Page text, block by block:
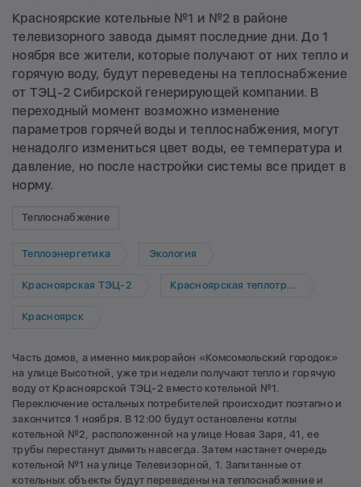
Красноярские котельные №1 и №2 в районе
телевизорного завода дымят последние дни. До 1
ноября все жители, которые получают от них тепло и
горячую воду, будут переведены на теплоснабжение
от ТЭЦ-2 Сибирской генерирующей компании. В
переходный момент возможно изменение
параметров горячей воды и теплоснабжения, могут
ненадолго измениться цвет воды, ее температура и
давление, но после настройки системы все придет в
норму.
Теплоснабжение
Теплоэнергетика Экология
Красноярская ТЭЦ-2 Красноярская теплотранспортная компания
Красноярск
Часть домов, а именно микрорайон «Комсомольский городок»
на улице Высотной, уже три недели получают тепло и горячую
воду от Красноярской ТЭЦ-2 вместо котельной №1.
Переключение остальных потребителей происходит поэтапно и
закончится 1 ноября. В 12:00 будут остановлены котлы
котельной №2, расположенной на улице Новая Заря, 41, ее
трубы перестанут дымить навсегда. Затем настанет очередь
котельной №1 на улице Телевизорной, 1. Запитанные от
котельных объекты будут переведены на теплоснабжение и